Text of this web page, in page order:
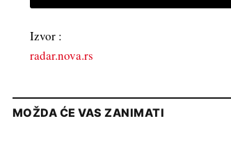
Izvor :
radar.nova.rs
MOŽDA ĆE VAS ZANIMATI